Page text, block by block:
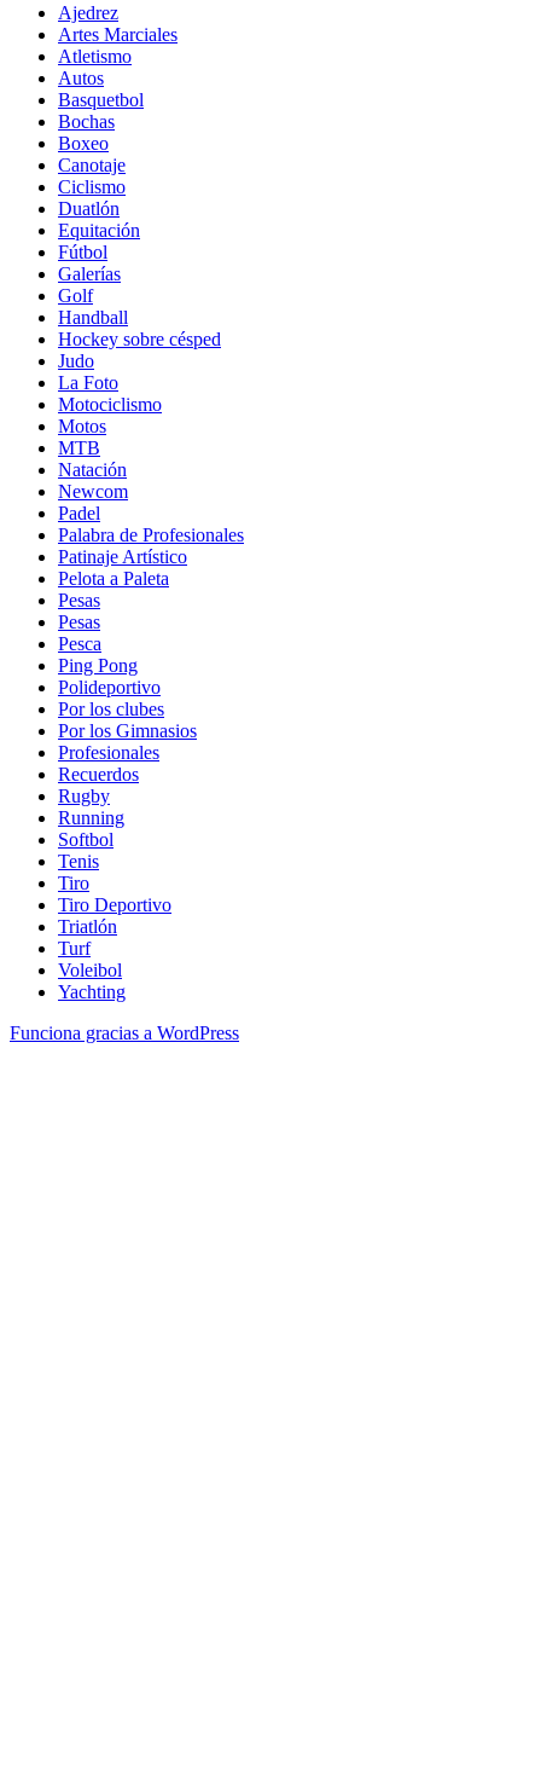
Ajedrez
Artes Marciales
Atletismo
Autos
Basquetbol
Bochas
Boxeo
Canotaje
Ciclismo
Duatlón
Equitación
Fútbol
Galerías
Golf
Handball
Hockey sobre césped
Judo
La Foto
Motociclismo
Motos
MTB
Natación
Newcom
Padel
Palabra de Profesionales
Patinaje Artístico
Pelota a Paleta
Pesas
Pesas
Pesca
Ping Pong
Polideportivo
Por los clubes
Por los Gimnasios
Profesionales
Recuerdos
Rugby
Running
Softbol
Tenis
Tiro
Tiro Deportivo
Triatlón
Turf
Voleibol
Yachting
Funciona gracias a WordPress